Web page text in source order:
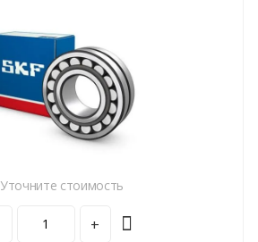
Уточните стоимость
+